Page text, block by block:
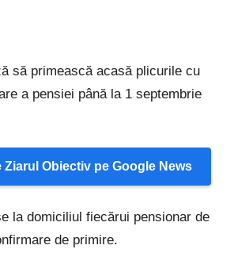
să primească acasă plicurile cu
a pensiei până la 1 septembrie
Ziarul Obiectiv pe Google News
la domiciliul fiecărui pensionar de
de primire.